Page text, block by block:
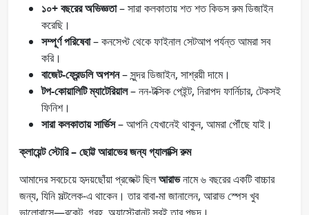
১০+ বছরের অভিজ্ঞতা– সারা কলকাতায় শত শত কিডস রুম ডিজাইন
করেছি।
সম্পূর্ণ পরিষেবা– কনসেপ্ট থেকে ফাইনাল সেটআপ পর্যন্ত আমরা সব
করি।
বাজেট-ফ্রেন্ডলি অপশন– সুন্দর ডিজাইন, সাশ্রয়ী দামে।
টপ-কোয়ালিটি ম্যাটেরিয়াল– নন-টক্সিক পেইন্ট, নিরাপদ ফার্নিচার, টেকসই
ফিনিশ।
সারা কলকাতায় সার্ভিস– আপনি যেখানেই থাকুন, আমরা পৌঁছে যাই।
ক্লায়েন্ট স্টোরি – ছোট্ট আরাভের জন্য গ্যালাক্সি রুম
আমাদের সবচেয়ে হৃদয়ছোঁয়া প্রজেক্ট ছিলআরাভনামে ৬ বছরের একটি বাচ্চার
জন্য, যিনি সল্টলেক-এ থাকেন। তার বাবা-মা জানালেন, আরাভ স্পেস খুব